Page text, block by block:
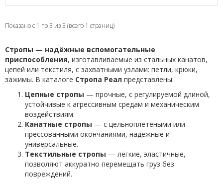
Показано с 1 по 3 из 3 (всего 1 страниц)
Стропы — надёжные вспомогательные
приспособления, изготавливаемые из стальных канатов,
цепей или текстиля, с захватными узлами: петли, крюки,
зажимы. В каталоге Стропа Реал представлены:
Цепные стропы — прочные, с регулируемой длиной,
устойчивые к агрессивным средам и механическим
воздействиям.
Канатные стропы — с цельноплетёными или
прессованными окончаниями, надёжные и
универсальные.
Текстильные стропы — лёгкие, эластичные,
позволяют аккуратно перемещать груз без
повреждений.